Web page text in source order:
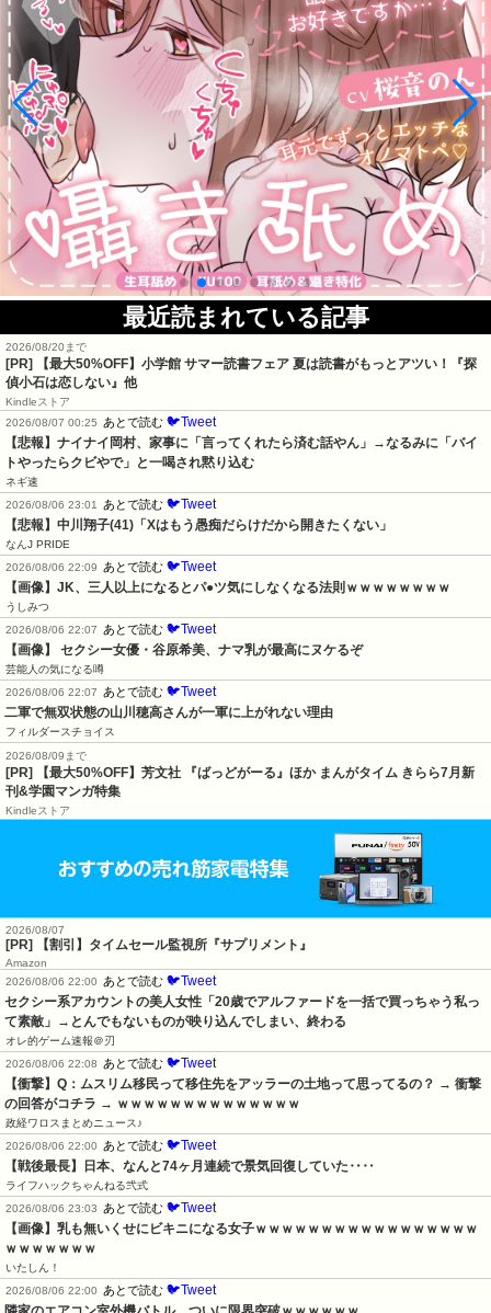
最近読まれている記事
2026/08/20まで
[PR]
【最大50%OFF】小学館 サマー読書フェア 夏は読書がもっとアツい！『探
偵小石は恋しない』他
Kindleストア
2026/08/07 00:25
あとで読む 🐦Tweet
【悲報】ナイナイ岡村、家事に「言ってくれたら済む話やん」→なるみに「バイ
トやったらクビやで」と一喝され黙り込む
ネギ速
2026/08/06 23:01
あとで読む 🐦Tweet
【悲報】中川翔子(41)「Xはもう愚痴だらけだから開きたくない」
なんJ PRIDE
2026/08/06 22:09
あとで読む 🐦Tweet
【画像】JK、三人以上になるとパ●ツ気にしなくなる法則ｗｗｗｗｗｗｗｗ
うしみつ
2026/08/06 22:07
あとで読む 🐦Tweet
【画像】 セクシー女優・谷原希美、ナマ乳が最高にヌケるぞ
芸能人の気になる噂
2026/08/06 22:07
あとで読む 🐦Tweet
二軍で無双状態の山川穂高さんが一軍に上がれない理由
フィルダースチョイス
2026/08/09まで
[PR] 【最大50%OFF】芳文社 『ばっどがーる』ほか まんがタイム きらら7月新
刊&学園マンガ特集
Kindleストア
2026/08/07
[PR] 【割引】タイムセール監視所『サプリメント』
Amazon
2026/08/06 22:00
あとで読む 🐦Tweet
セクシー系アカウントの美人女性「20歳でアルファードを一括で買っちゃう私っ
て素敵」→とんでもないものが映り込んでしまい、終わる
オレ的ゲーム速報＠刃
2026/08/06 22:08
あとで読む 🐦Tweet
【衝撃】Q：ムスリム移民って移住先をアッラーの土地って思ってるの？ → 衝撃
の回答がコチラ → ｗｗｗｗｗｗｗｗｗｗｗｗｗｗ
政経ワロスまとめニュース♪
2026/08/06 22:00
あとで読む 🐦Tweet
【戦後最長】日本、なんと74ヶ月連続で景気回復していた‥‥
ライフハックちゃんねる弐式
2026/08/06 23:03
あとで読む 🐦Tweet
【画像】乳も無いくせにビキニになる女子ｗｗｗｗｗｗｗｗｗｗｗｗｗｗｗｗｗ
ｗｗｗｗｗｗｗ
いたしん！
2026/08/06 22:00
あとで読む 🐦Tweet